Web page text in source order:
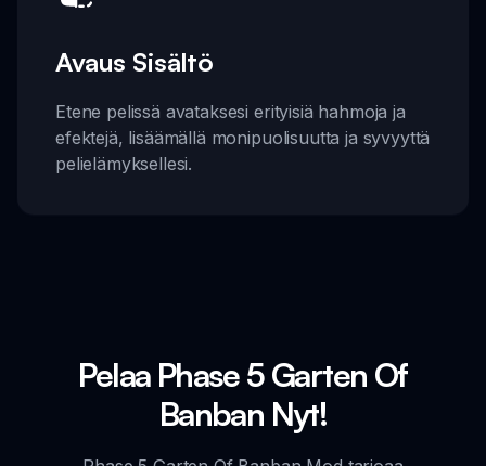
Avaus Sisältö
Etene pelissä avataksesi erityisiä hahmoja ja
efektejä, lisäämällä monipuolisuutta ja syvyyttä
pelielämyksellesi.
Pelaa Phase 5 Garten Of
Banban Nyt!